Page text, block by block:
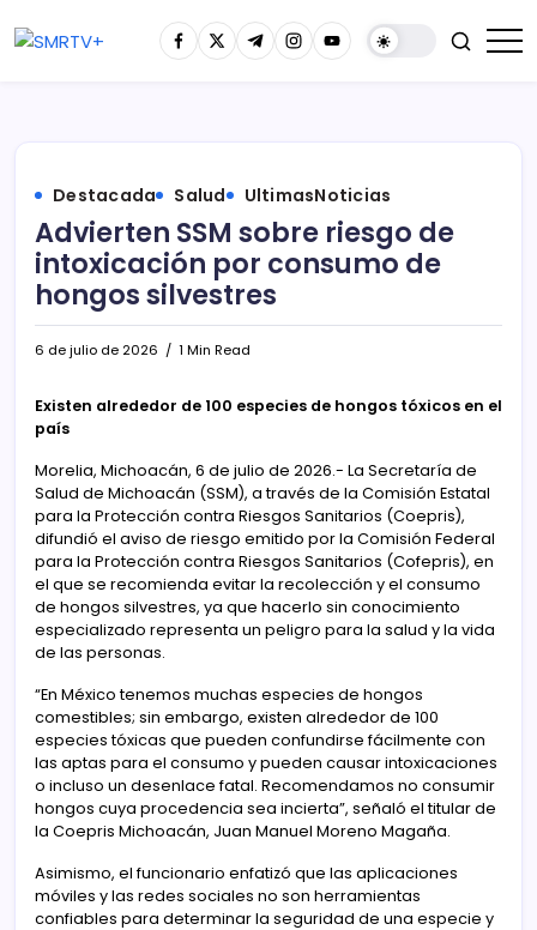
Destacada Salud UltimasNoticias
Advierten SSM sobre riesgo de
intoxicación por consumo de
hongos silvestres
6 de julio de 2026 1 Min Read
Existen alrededor de 100 especies de hongos tóxicos en el
país
Morelia, Michoacán, 6 de julio de 2026.- La Secretaría de
Salud de Michoacán (SSM), a través de la Comisión Estatal
para la Protección contra Riesgos Sanitarios (Coepris),
difundió el aviso de riesgo emitido por la Comisión Federal
para la Protección contra Riesgos Sanitarios (Cofepris), en
el que se recomienda evitar la recolección y el consumo
de hongos silvestres, ya que hacerlo sin conocimiento
especializado representa un peligro para la salud y la vida
de las personas.
“En México tenemos muchas especies de hongos
comestibles; sin embargo, existen alrededor de 100
especies tóxicas que pueden confundirse fácilmente con
las aptas para el consumo y pueden causar intoxicaciones
o incluso un desenlace fatal. Recomendamos no consumir
hongos cuya procedencia sea incierta”, señaló el titular de
la Coepris Michoacán, Juan Manuel Moreno Magaña.
Asimismo, el funcionario enfatizó que las aplicaciones
móviles y las redes sociales no son herramientas
confiables para determinar la seguridad de una especie y